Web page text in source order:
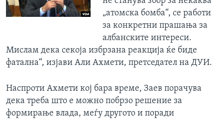
„атомска бомба“, се работи
за конкретни прашања за
албанските интереси.
Мислам дека секоја избрзана реакција ќе биде
фатална“, изјави Али Ахмети, претседател на ДУИ.
Наспроти Ахмети кој бара време, Заев порачува
дека треба што е можно побрзо решение за
формирање влада, меѓу другото и поради